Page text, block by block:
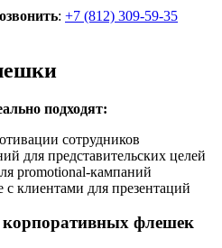
: +7 (812) 309-59-35
подходят:
сотрудников
для представительских целей
promotional-кампаний
клиентами для презентаций
флешек